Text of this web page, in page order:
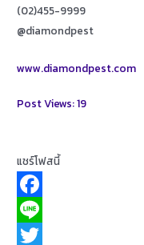
(02)455-9999
@diamondpest
www.diamondpest.com
Post Views:19
แชร์โฟสนี้
F
a
L